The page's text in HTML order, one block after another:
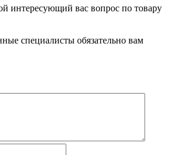
интересующий вас вопрос по товару
специалисты обязательно вам